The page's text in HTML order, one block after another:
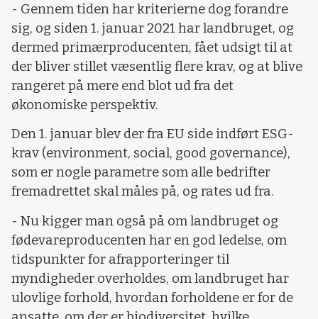
- Gennem tiden har kriterierne dog forandre
sig, og siden 1. januar 2021 har landbruget, og
dermed primærproducenten, fået udsigt til at
der bliver stillet væsentlig flere krav, og at blive
rangeret på mere end blot ud fra det
økonomiske perspektiv.
Den 1. januar blev der fra EU side indført ESG-
krav (environment, social, good governance),
som er nogle parametre som alle bedrifter
fremadrettet skal måles på, og rates ud fra.
- Nu kigger man også på om landbruget og
fødevareproducenten har en god ledelse, om
tidspunkter for afrapporteringer til
myndigheder overholdes, om landbruget har
ulovlige forhold, hvordan forholdene er for de